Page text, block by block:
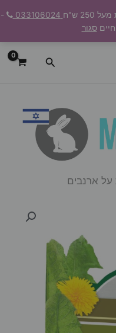
ש"ח
-
חייםסגור
חיפוש
ארנבים